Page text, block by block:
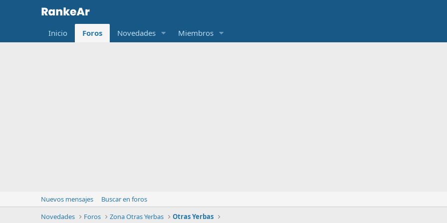
Inicio Foros Novedades Miembros
Nuevos mensajes
Buscar en foros
Novedades
Foros Zona Otras Yerbas Otras Yerbas